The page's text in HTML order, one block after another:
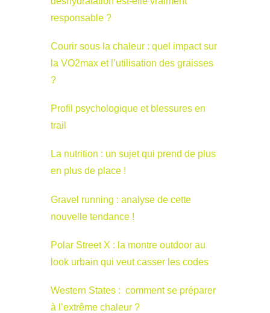
responsable ?
Courir sous la chaleur : quel impact sur
la VO2max et l’utilisation des graisses
?
Profil psychologique et blessures en
trail
La nutrition : un sujet qui prend de plus
en plus de place !
Gravel running : analyse de cette
nouvelle tendance !
Polar Street X : la montre outdoor au
look urbain qui veut casser les codes
Western States : comment se préparer
à l’extrême chaleur ?